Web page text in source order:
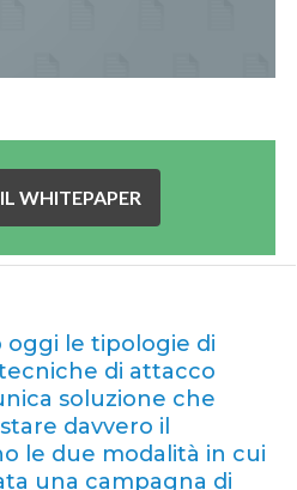
WHITEPAPER
oggi le tipologie di
di attacco
soluzione che
davvero il
le due modalità in cui
una campagna di